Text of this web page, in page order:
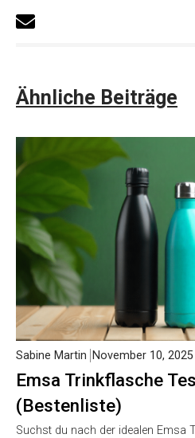
Ähnliche Beiträge
Emsa Trinkflasche
(Bestenliste)
Sabine Martin November 10, 2025
Suchst du nach der idealen Emsa